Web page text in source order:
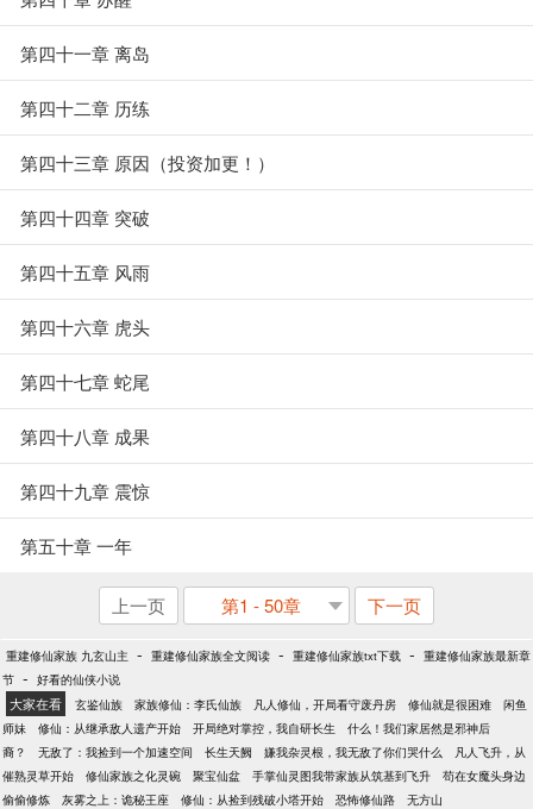
第四十一章 离岛
第四十二章 历练
第四十三章 原因（投资加更！）
第四十四章 突破
第四十五章 风雨
第四十六章 虎头
第四十七章 蛇尾
第四十八章 成果
第四十九章 震惊
第五十章 一年
上一页 第1 - 50章 下一页
重建修仙家族 九玄山主 - 重建修仙家族全文阅读 - 重建修仙家族txt下载 - 重建修仙家族最新章
节 - 好看的仙侠小说
大家在看 玄鉴仙族 家族修仙：李氏仙族 凡人修仙，开局看守废丹房 修仙就是很困难
闲鱼
师妹
修仙：从继承敌人遗产开始 开局绝对掌控，我自研长生
什么！我们家居然是邪神后
裔？
无敌了：我捡到一个加速空间 长生天阙 嫌我杂灵根，我无敌了你们哭什么
凡人飞升，从
催熟灵草开始
修仙家族之化灵碗 聚宝仙盆 手掌仙灵图我带家族从筑基到飞升
苟在女魔头身边
偷偷修炼
灰雾之上：诡秘王座 修仙：从捡到残破小塔开始 恐怖修仙路 无方山